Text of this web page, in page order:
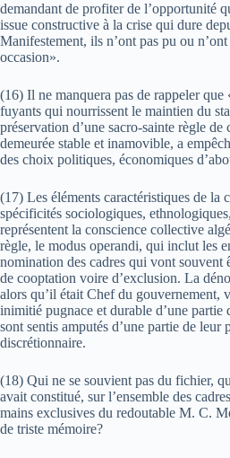
demandant de profiter de l’opportunité
issue constructive à la crise qui dure
Manifestement, ils n’ont pas pu ou
occasion».
(16) Il ne manquera pas de rappeler
fuyants qui nourrissent le maintien du
préservation d’une sacro-sainte règle
demeurée stable et inamovible, a
des choix politiques, économiques
(17) Les éléments caractéristiques de la
spécificités sociologiques,
représentent la conscience collective
règle, le modus operandi, qui inclut les
nomination des cadres qui vont souvent
de cooptation voire d’exclusion. La
alors qu’il était Chef du gouvernement,
inimitié pugnace et durable d’une partie
sont sentis amputés d’une partie de leur
discrétionnaire.
(18) Qui ne se souvient pas du fichier,
avait constitué, sur l’ensemble des
mains exclusives du redoutable M. C.
de triste mémoire?